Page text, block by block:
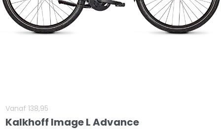
Vanaf138,95
Kalkhoff Image L Advance